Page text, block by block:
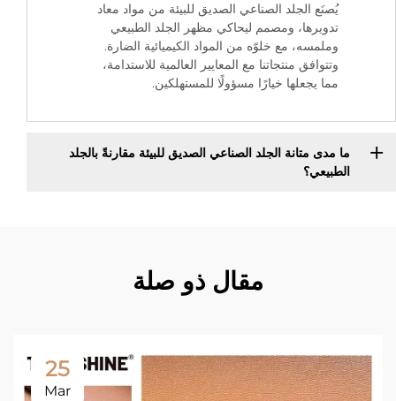
يُصنَع الجلد الصناعي الصديق للبيئة من مواد معاد
تدويرها، ومصمم ليحاكي مظهر الجلد الطبيعي
وملمسه، مع خلوّه من المواد الكيميائية الضارة.
وتتوافق منتجاتنا مع المعايير العالمية للاستدامة،
مما يجعلها خيارًا مسؤولًا للمستهلكين.
ما مدى متانة الجلد الصناعي الصديق للبيئة مقارنةً بالجلد
الطبيعي؟
مقال ذو صلة
25
Mar